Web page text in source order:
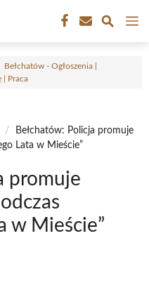
Bełchatów - Ogłoszenia |
| Praca
/
Bełchatów: Policja promuje
Lata w Mieście”
promuje
w Mieście”